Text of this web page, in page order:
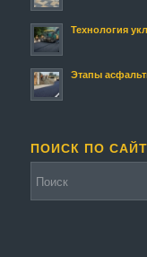
Технология
Этапы
ПОИСК ПО